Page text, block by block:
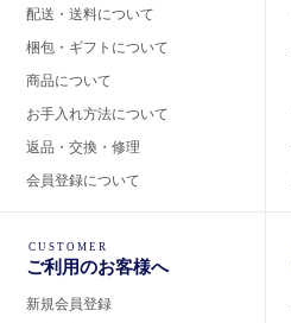
配送・送料について
梱包・ギフトについて
商品について
お手入れ方法について
返品・交換・修理
会員登録について
CUSTOMER
ご利用のお客様へ
新規会員登録